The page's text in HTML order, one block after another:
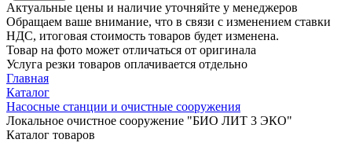
Актуальные цены и наличие уточняйте у менеджеров
Обращаем ваше внимание, что в связи с изменением ставки
НДС, итоговая стоимость товаров будет изменена.
Товар на фото может отличаться от оригинала
Услуга резки товаров оплачивается отдельно
Главная
Каталог
Насосные станции и очистные сооружения
Локальное очистное сооружение "БИО ЛИТ 3 ЭКО"
Каталог товаров